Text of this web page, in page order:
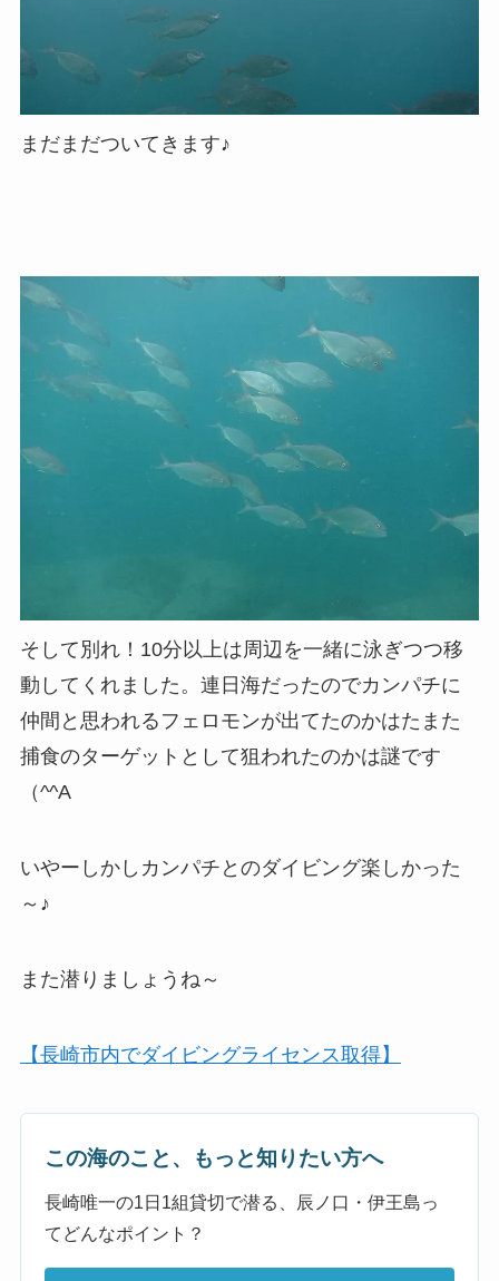
まだまだついてきます♪
そして別れ！10分以上は周辺を一緒に泳ぎつつ移
動してくれました。連日海だったのでカンパチに
仲間と思われるフェロモンが出てたのかはたまた
捕食のターゲットとして狙われたのかは謎です
（^^A
いやーしかしカンパチとのダイビング楽しかった
～♪
また潜りましょうね～
【長崎市内でダイビングライセンス取得】
この海のこと、もっと知りたい方へ
長崎唯一の1日1組貸切で潜る、辰ノ口・伊王島っ
てどんなポイント？